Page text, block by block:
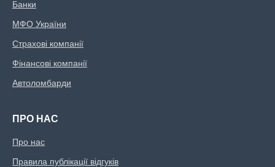
Банки
МФО України
Страхові компанії
Фінансові компанії
Автоломбарди
ПРО НАС
Про нас
Правила публікації відгуків